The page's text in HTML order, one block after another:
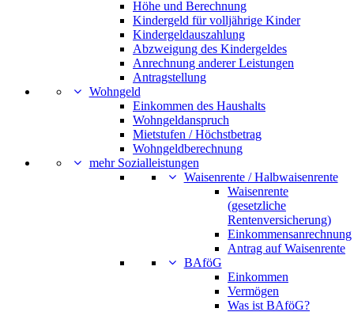
Höhe und Berechnung
Kindergeld für volljährige Kinder
Kindergeldauszahlung
Abzweigung des Kindergeldes
Anrechnung anderer Leistungen
Antragstellung
Wohngeld
Einkommen des Haushalts
Wohngeldanspruch
Mietstufen / Höchstbetrag
Wohngeldberechnung
mehr Sozialleistungen
Waisenrente / Halbwaisenrente
Waisenrente
(gesetzliche
Rentenversicherung)
Einkommensanrechnung
Antrag auf Waisenrente
BAföG
Einkommen
Vermögen
Was ist BAföG?